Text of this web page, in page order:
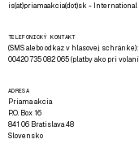
is(at)priamaakcia(dot)sk -
TELEFONICKÝ KONTAKT
(SMS alebo odkaz v hlasovej schránke):
00420 735 082 065 (platby ako pri
ADRESA
Priama akcia
P.O. Box 16
841 06 Bratislava 48
Slovensko